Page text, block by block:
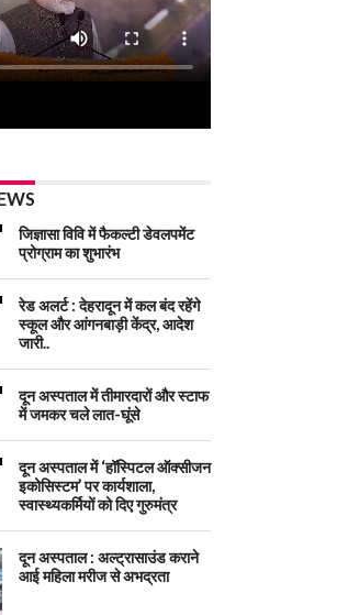
जिज्ञासा विवि में फैकल्टी डेवलपमेंट
प्रोग्राम का शुभारंभ
रेड अलर्ट : देहरादून में कल बंद रहेंगे
स्कूल और आंगनबाड़ी केंद्र, आदेश
जारी..
दून अस्पताल में तीमारदारों और स्टाफ
में जमकर चले लात-घूंसे
दून अस्पताल में ‘हॉस्पिटल ऑक्सीजन
इकोसिस्टम’ पर कार्यशाला,
स्वास्थ्यकर्मियों को दिए गुरुमंत्र
दून अस्पताल : अल्ट्रासाउंड कराने
आई महिला मरीज से अभद्रता